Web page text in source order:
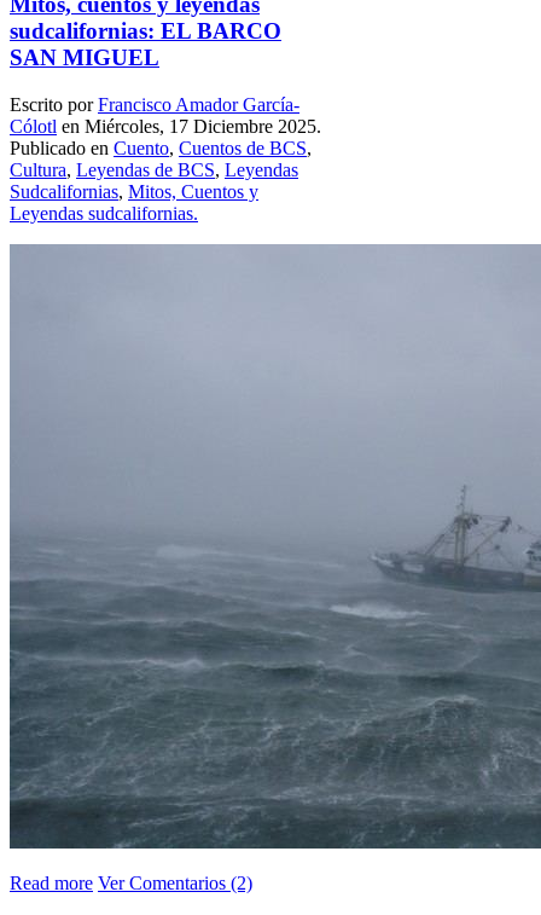
sudcalifornias: EL BARCO
SAN MIGUEL
Escrito porFrancisco Amador García-
Cólotl en Miércoles, 17 Diciembre 2025.
Publicado en Cuento, Cuentos de BCS,
Cultura, Leyendas de BCS, Leyendas
Sudcalifornias, Mitos, Cuentos y
Leyendas sudcalifornias.
Read more Ver Comentarios (2)